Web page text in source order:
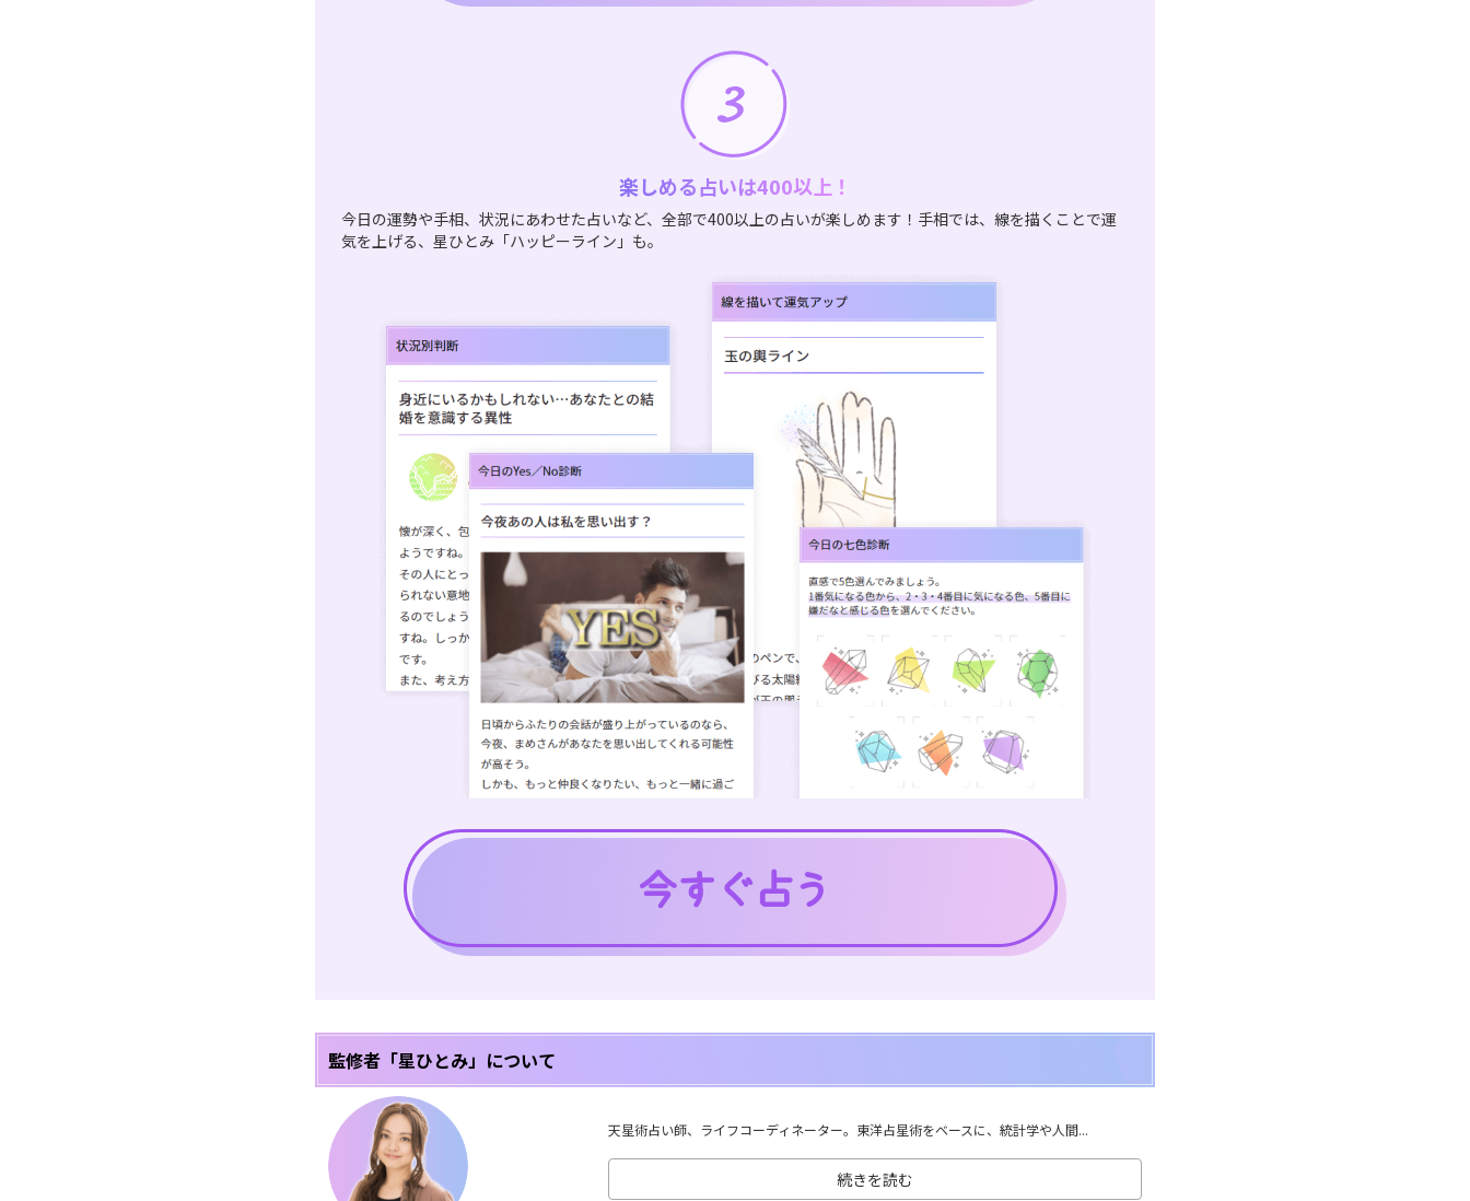
楽しめる占いは400以上！
今日の運勢や手相、状況にあわせた占いなど、全部で400以上の占いが楽しめます！手相では、線を描くことで運
気を上げる、星ひとみ「ハッピーライン」も。
監修者「星ひとみ」について
天星術占い師、ライフコーディネーター。東洋占星術をベースに、統計学や人間...
続きを読む